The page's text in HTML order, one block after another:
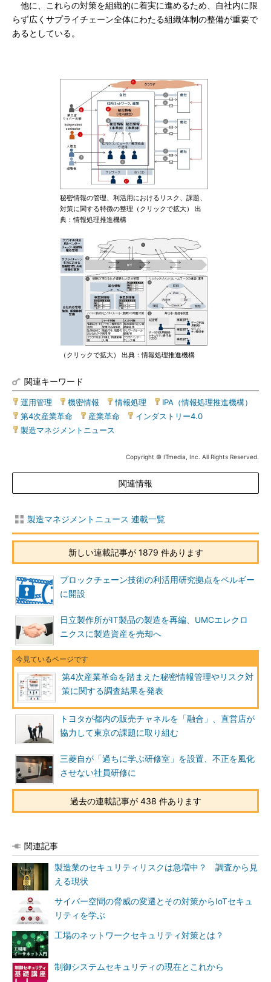
他に、これらの対策を組織的に着実に進めるため、自社内に限
らず広くサプライチェーン全体にわたる組織体制の整備が重要で
あるとしている。
秘密情報の管理、利活用におけるリスク、課題、
対策に関する特徴の整理（クリックで拡大） 出
典：情報処理推進機構
（クリックで拡大） 出典：情報処理推進機構
関連キーワード
運用管理 機密情報 情報処理 IPA（情報処理推進機構）
第4次産業革命
産業革命 インダストリー4.0
製造マネジメントニュース
Copyright © ITmedia, Inc. All Rights Reserved.
関連情報
製造マネジメントニュース 連載一覧
新しい連載記事が 1879 件あります
ブロックチェーン技術の利活用研究拠点をベルギー
に開設
日立製作所がIT製品の製造を再編、UMCエレクロ
ニクスに製造資産を売却へ
第4次産業革命を踏まえた秘密情報管理やリスク対
策に関する調査結果を発表
トヨタが都内の販売チャネルを「融合」、直営店が
協力して東京の課題に取り組む
三菱自が「過ちに学ぶ研修室」を設置、不正を風化
させない社員研修に
過去の連載記事が 438 件あります
関連記事
製造業のセキュリティリスクは急増中？ 調査から見
える現状
サイバー空間の脅威の変遷とその対策からIoTセキュ
リティを学ぶ
工場のネットワークセキュリティ対策とは？
制御システムセキュリティの現在とこれから